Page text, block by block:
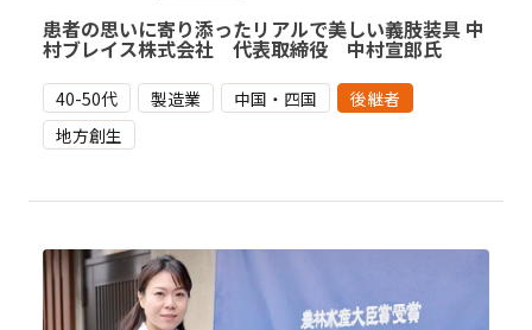
患者の思いに寄り添ったリアルで美しい義肢装具 中
村ブレイス株式会社 代表取締役 中村宣郎氏
40-50代 製造業 中国・四国
後継者
地方創生